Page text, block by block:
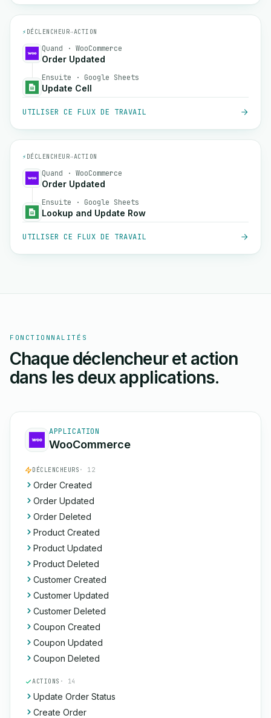
⚡ DÉCLENCHEUR→ACTION
Quand · WooCommerce
Order Updated
Ensuite · Google Sheets
Update Cell
UTILISER CE FLUX DE TRAVAIL
⚡ DÉCLENCHEUR→ACTION
Quand · WooCommerce
Order Updated
Ensuite · Google Sheets
Lookup and Update Row
UTILISER CE FLUX DE TRAVAIL
FONCTIONNALITÉS
Chaque déclencheur et action
dans les deux applications.
APPLICATION
WooCommerce
DÉCLENCHEURS · 12
Order Created
Order Updated
Order Deleted
Product Created
Product Updated
Product Deleted
Customer Created
Customer Updated
Customer Deleted
Coupon Created
Coupon Updated
Coupon Deleted
ACTIONS · 14
Update Order Status
Create Order